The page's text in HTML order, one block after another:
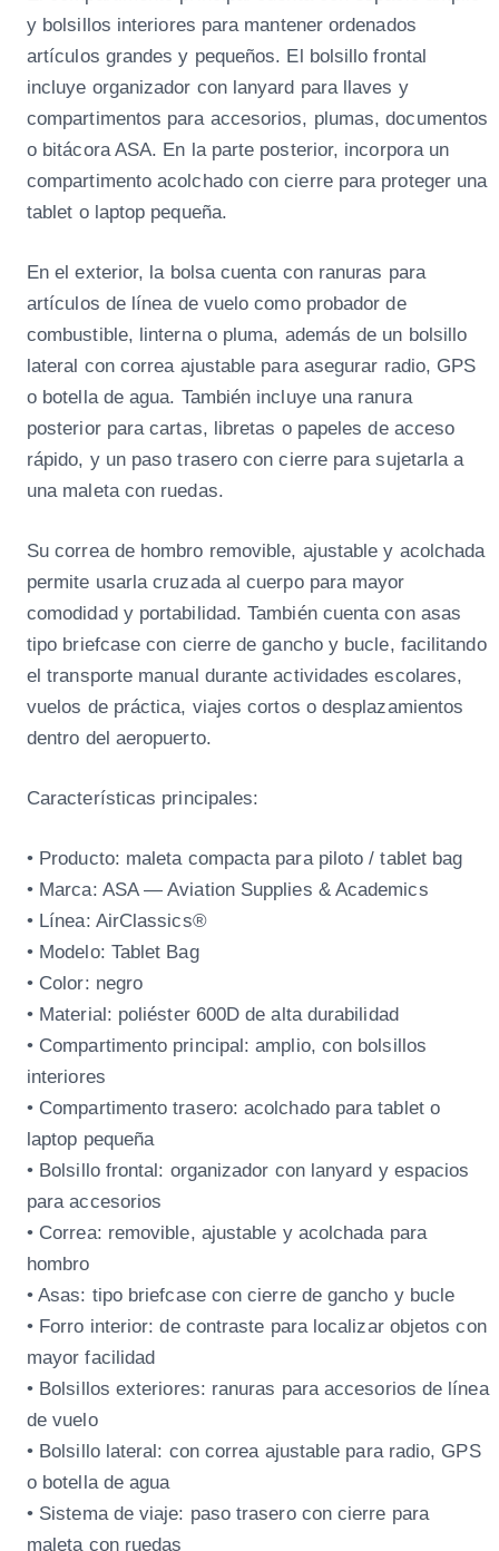
r
o
c
a
n
t
i
a
d
y bolsillos interiores para mantener ordenados
artículos grandes y pequeños. El bolsillo frontal
incluye organizador con lanyard para llaves y
compartimentos para accesorios, plumas, documentos
o bitácora ASA. En la parte posterior, incorpora un
compartimento acolchado con cierre para proteger una
tablet o laptop pequeña.
En el exterior, la bolsa cuenta con ranuras para
artículos de línea de vuelo como probador de
combustible, linterna o pluma, además de un bolsillo
lateral con correa ajustable para asegurar radio, GPS
o botella de agua. También incluye una ranura
posterior para cartas, libretas o papeles de acceso
rápido, y un paso trasero con cierre para sujetarla a
una maleta con ruedas.
Su correa de hombro removible, ajustable y acolchada
permite usarla cruzada al cuerpo para mayor
comodidad y portabilidad. También cuenta con asas
tipo briefcase con cierre de gancho y bucle, facilitando
el transporte manual durante actividades escolares,
vuelos de práctica, viajes cortos o desplazamientos
dentro del aeropuerto.
Características principales:
• Producto: maleta compacta para piloto / tablet bag
• Marca: ASA — Aviation Supplies & Academics
• Línea: AirClassics®
• Modelo: Tablet Bag
• Color: negro
• Material: poliéster 600D de alta durabilidad
• Compartimento principal: amplio, con bolsillos
interiores
• Compartimento trasero: acolchado para tablet o
laptop pequeña
• Bolsillo frontal: organizador con lanyard y espacios
para accesorios
• Correa: removible, ajustable y acolchada para
hombro
• Asas: tipo briefcase con cierre de gancho y bucle
• Forro interior: de contraste para localizar objetos con
mayor facilidad
• Bolsillos exteriores: ranuras para accesorios de línea
de vuelo
• Bolsillo lateral: con correa ajustable para radio, GPS
o botella de agua
• Sistema de viaje: paso trasero con cierre para
maleta con ruedas